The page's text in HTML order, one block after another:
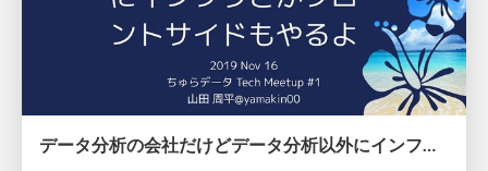
データ分析の会社だけどデータ分析以外にインフラとかフロントサイドもやるよ